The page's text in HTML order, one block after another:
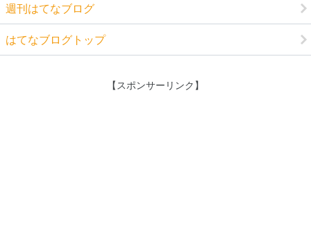
週刊はてなブログ
はてなブログトップ
【スポンサーリンク】